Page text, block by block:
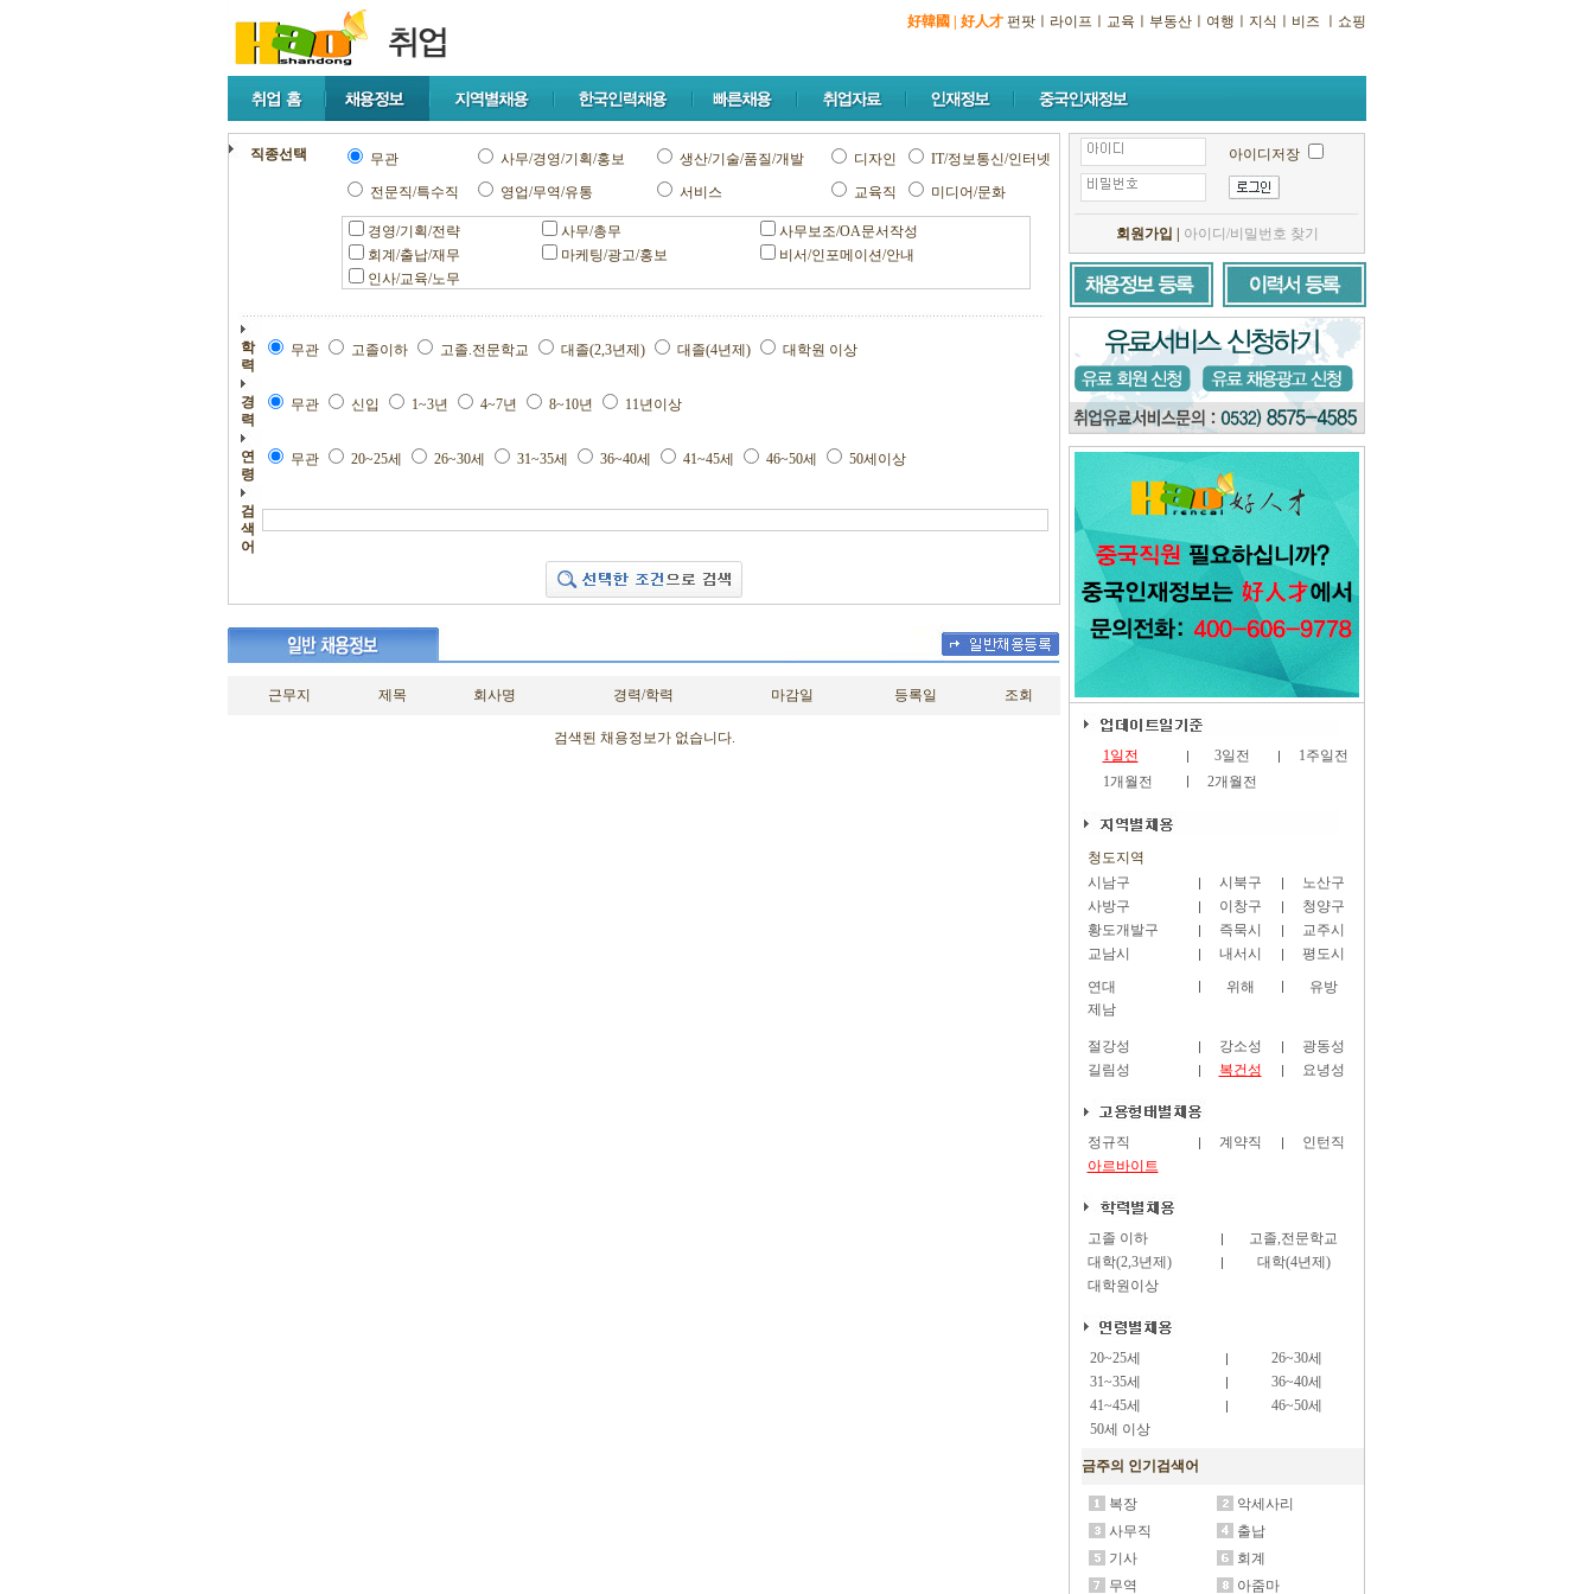
好韓國 好人才 펀팟 라이프 교육 부동산 여행 지식 비즈 쇼핑
직종선택 무관 사무/경영/기획/홍보 생산/기술/품질/개발 디자인
IT/정보통신/인터넷
전문직/특수직
영업/무역/유통 서비스 교육직 미디어/문화
경영/기획/전략 사무/총무
사무보조/OA문서작성
회계/출납/재무
마케팅/광고/홍보
비서/인포메이션/안내
인사/교육/노무
학
력
무관 고졸이하 고졸.전문학교 대졸(2,3년제) 대졸(4년제) 대학원 이상
경
력
무관 신입 1~3년 4~7년 8~10년 11년이상
연
령
무관 20~25세 26~30세 31~35세 36~40세 41~45세 46~50세 50세이상
검
색
어
근무지 제목 회사명 경력/학력 마감일 등록일 조회
검색된 채용정보가 없습니다.
아이디저장
회원가입 아이디/비밀번호 찾기
1일전 3일전
1주일전
1개월전
2개월전
청도지역
시남구
시북구
노산구
사방구
이창구
청양구
황도개발구
즉묵시
교주시
교남시
내서시
평도시
연대
위해
유방
제남
절강성 강소성
광동성
길림성
복건성 요녕성
정규직 계약직
인턴직
아르바이트
고졸 이하
고졸,전문학교
대학(2,3년제)
대학(4년제)
대학원이상
20~25세
26~30세
31~35세
36~40세
41~45세
46~50세
50세 이상
금주의 인기검색어
복장
악세사리
사무직
출납
기사
회계
무역
아줌마